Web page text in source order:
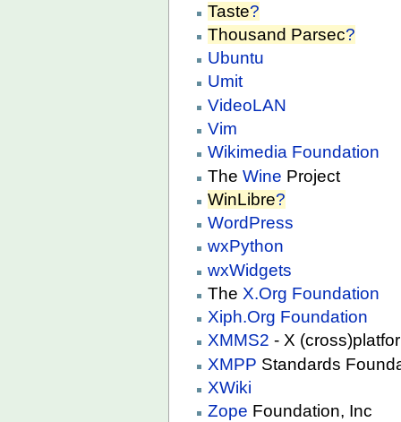
Taste?
Thousand Parsec?
Ubuntu
Umit
VideoLAN
Vim
Wikimedia Foundation
TheWine Project
WinLibre?
WordPress
wxPython
wxWidgets
The X.Org Foundation
Xiph.Org Foundation
XMMS2 - X
XMPP Standards
XWiki
Zope Foundation, Inc